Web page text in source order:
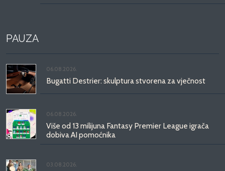
PAUZA
06.08.2026.
Bugatti Destrier: skulptura stvorena za vječnost
06.08.2026.
Više od 13 milijuna Fantasy Premier League igrača
dobiva AI pomoćnika
03.08.2026.